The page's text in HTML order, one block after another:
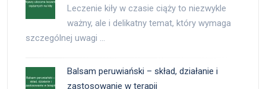
Leczenie kiły w czasie ciąży to niezwykle
ważny, ale i delikatny temat, który wymaga
szczególnej uwagi …
Balsam peruwiański – skład, działanie i
zastosowanie w terapii